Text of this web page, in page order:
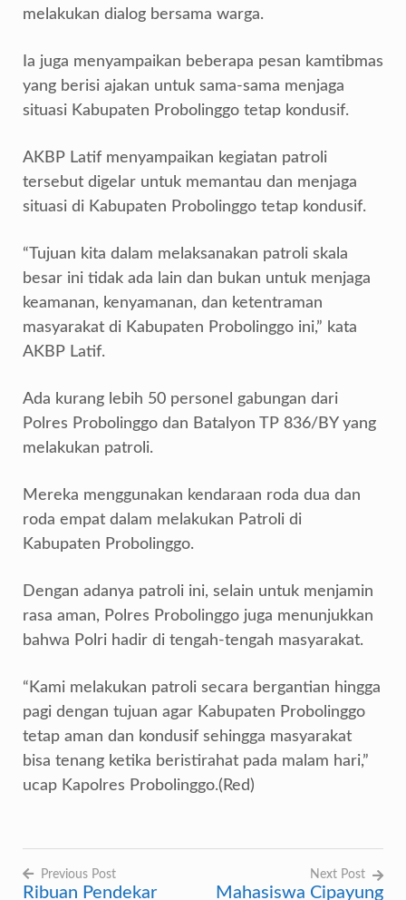
melakukan dialog bersama warga.
Ia juga menyampaikan beberapa pesan kamtibmas
yang berisi ajakan untuk sama-sama menjaga
situasi Kabupaten Probolinggo tetap kondusif.
AKBP Latif menyampaikan kegiatan patroli
tersebut digelar untuk memantau dan menjaga
situasi di Kabupaten Probolinggo tetap kondusif.
“Tujuan kita dalam melaksanakan patroli skala
besar ini tidak ada lain dan bukan untuk menjaga
keamanan, kenyamanan, dan ketentraman
masyarakat di Kabupaten Probolinggo ini,” kata
AKBP Latif.
Ada kurang lebih 50 personel gabungan dari
Polres Probolinggo dan Batalyon TP 836/BY yang
melakukan patroli.
Mereka menggunakan kendaraan roda dua dan
roda empat dalam melakukan Patroli di
Kabupaten Probolinggo.
Dengan adanya patroli ini, selain untuk menjamin
rasa aman, Polres Probolinggo juga menunjukkan
bahwa Polri hadir di tengah-tengah masyarakat.
“Kami melakukan patroli secara bergantian hingga
pagi dengan tujuan agar Kabupaten Probolinggo
tetap aman dan kondusif sehingga masyarakat
bisa tenang ketika beristirahat pada malam hari,”
ucap Kapolres Probolinggo.(Red)
Previous Post
Ribuan Pendekar
Next Post
Mahasiswa Cipayung